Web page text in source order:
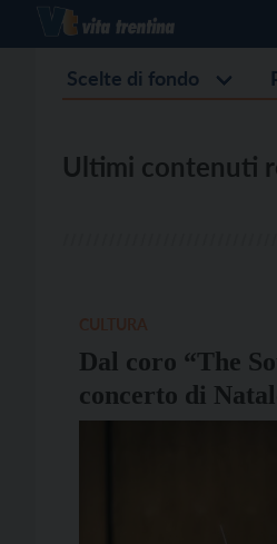
Scelte di fondo
Ultimi contenuti
Dal coro “The
concerto di
Filarmonici”: